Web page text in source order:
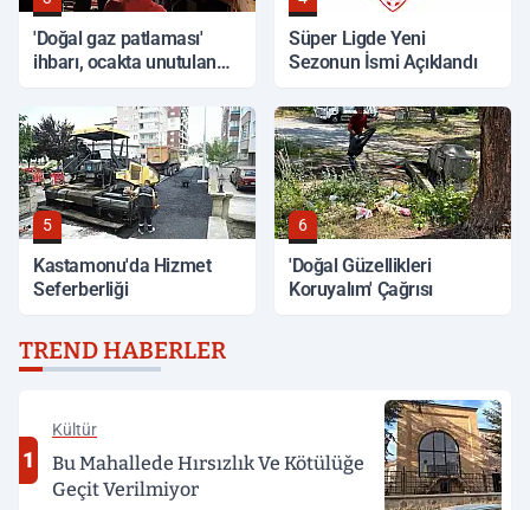
'Doğal gaz patlaması'
ihbarı, ocakta unutulan
Süper Ligde Yeni
Sezonun İsmi Açıklandı
5
Kastamonu'da Hizmet
Seferberliği
6
'Doğal Güzellikleri
Koruyalım' Çağrısı
TREND HABERLER
1
Kültür
Bu Mahallede Hırsızlık Ve Kötülüğe
Geçit Verilmiyor